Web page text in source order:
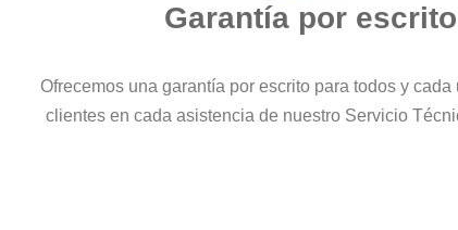
Garantía por escrito
Ofrecemos una garantía por escrito para todos y cada
clientes en cada asistencia de nuestro Servicio